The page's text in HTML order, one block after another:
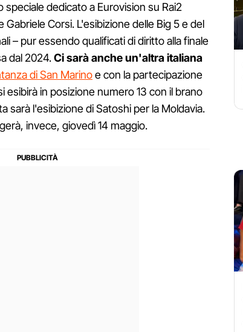
dedicato a Eurovision su Rai2
Corsi. L'esibizione delle Big 5 e del
– pur essendo qualificati di diritto alla finale
dal 2024.Ci sarà anche un'altra italiana
di San Marinoe con la partecipazione
esibirà in posizione numero 13 con il brano
sarà l'esibizione di Satoshi per la Moldavia.
invece, giovedì 14 maggio.